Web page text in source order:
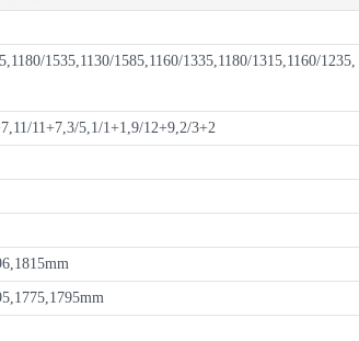
1535,1130/1585,1160/1335,1180/1315,1160/1235,
11+7,3/5,1/1+1,9/12+9,2/3+2